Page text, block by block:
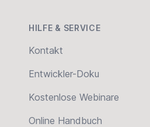
HILFE & SERVICE
Kontakt
Entwickler-Doku
Kostenlose Webinare
Online Handbuch